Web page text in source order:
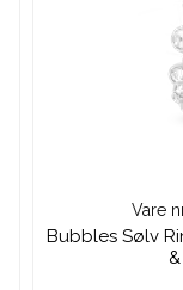
Vare
Bubbles Sølv